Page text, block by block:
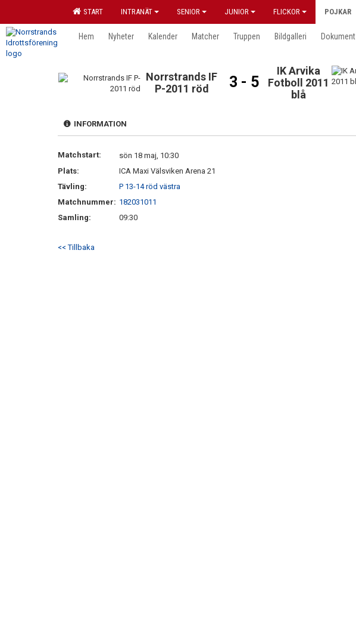
START INTRANÄT SENIOR JUNIOR FLICKOR POJKAR
Hem Nyheter Kalender Matcher Truppen Bildgalleri Dokument
Norrstrands IF
P-2011 röd
3 - 5
IK Arvika
Fotboll 2011
blå
INFORMATION
Matchstart:
sön 18 maj, 10:30
Plats:
ICA Maxi Välsviken Arena 21
Tävling:
P 13-14 röd västra
Matchnummer: 182031011
Samling:
09:30
<< Tillbaka